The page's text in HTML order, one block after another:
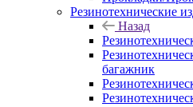
Резинотехнические
Назад
багажник